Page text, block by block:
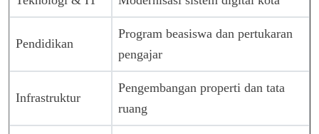
Pendidikan
Program beasiswa dan pertukaran
pengajar
Infrastruktur
Pengembangan properti dan tata
ruang